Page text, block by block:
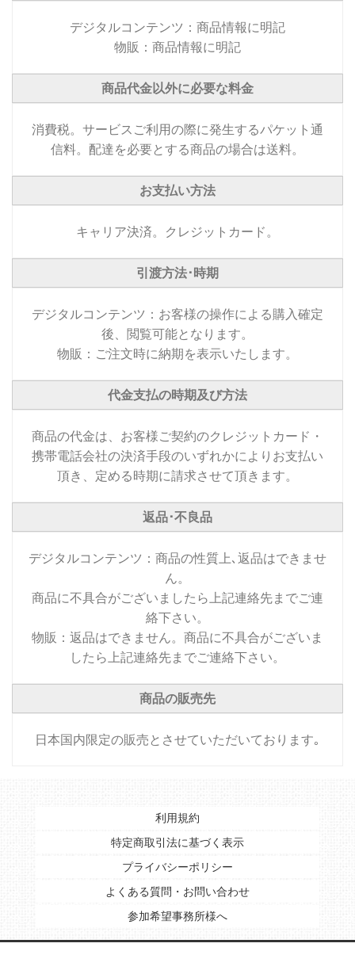
デジタルコンテンツ：商品情報に明記
物販：商品情報に明記
商品代金以外に必要な料金
消費税。サービスご利用の際に発生するパケット通
信料。配達を必要とする商品の場合は送料。
お支払い方法
キャリア決済。クレジットカード。
引渡方法･時期
デジタルコンテンツ：お客様の操作による購入確定
後、閲覧可能となります。
物販：ご注文時に納期を表示いたします。
代金支払の時期及び方法
商品の代金は、お客様ご契約のクレジットカード・
携帯電話会社の決済手段のいずれかによりお支払い
頂き、定める時期に請求させて頂きます。
返品･不良品
デジタルコンテンツ：商品の性質上､返品はできませ
ん。
商品に不具合がございましたら上記連絡先までご連
絡下さい。
物販：返品はできません。商品に不具合がございま
したら上記連絡先までご連絡下さい。
商品の販売先
日本国内限定の販売とさせていただいております｡
利用規約
特定商取引法に基づく表示
プライバシーポリシー
よくある質問・お問い合わせ
参加希望事務所様へ